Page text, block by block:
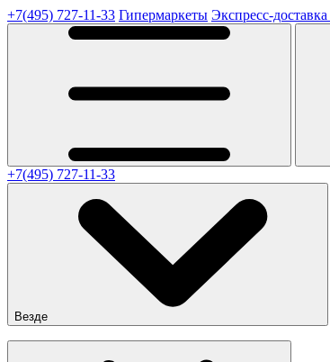
+7(495) 727-11-33 Гипермаркеты Экспресс-доставка
+7(495) 727-11-33
Везде